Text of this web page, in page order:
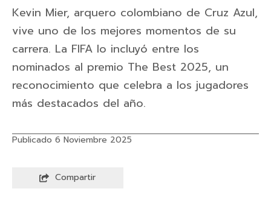
Kevin Mier, arquero colombiano de Cruz Azul,
vive uno de los mejores momentos de su
carrera. La FIFA lo incluyó entre los
nominados al premio The Best 2025, un
reconocimiento que celebra a los jugadores
más destacados del año.
Publicado 6 Noviembre 2025
Compartir